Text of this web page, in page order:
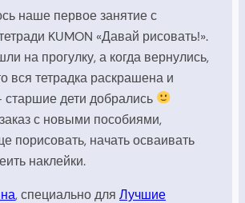
наше первое занятие с
KUMON «Давай рисовать!».
на прогулку, а когда вернулись,
вся тетрадка раскрашена и
дети добрались
с новыми пособиями,
порисовать, начать осваивать
наклейки.
,специальнодля Лучшие